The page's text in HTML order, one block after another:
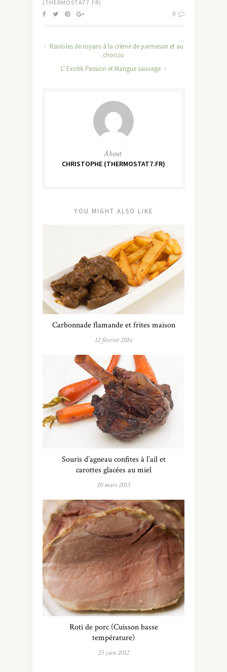
(THERMOSTAT7.FR)
0
Ravioles de royans à la crème de parmesan et au
chorizo
L' Exotik Passion et Mangue sauvage
About
CHRISTOPHE (THERMOSTAT7.FR)
YOU MIGHT ALSO LIKE
Carbonnade flamande et frites maison
12 février 2016
Souris d’agneau confites à l’ail et
carottes glacées au miel
20 mars 2015
Roti de porc (Cuisson basse
température)
25 juin 2012